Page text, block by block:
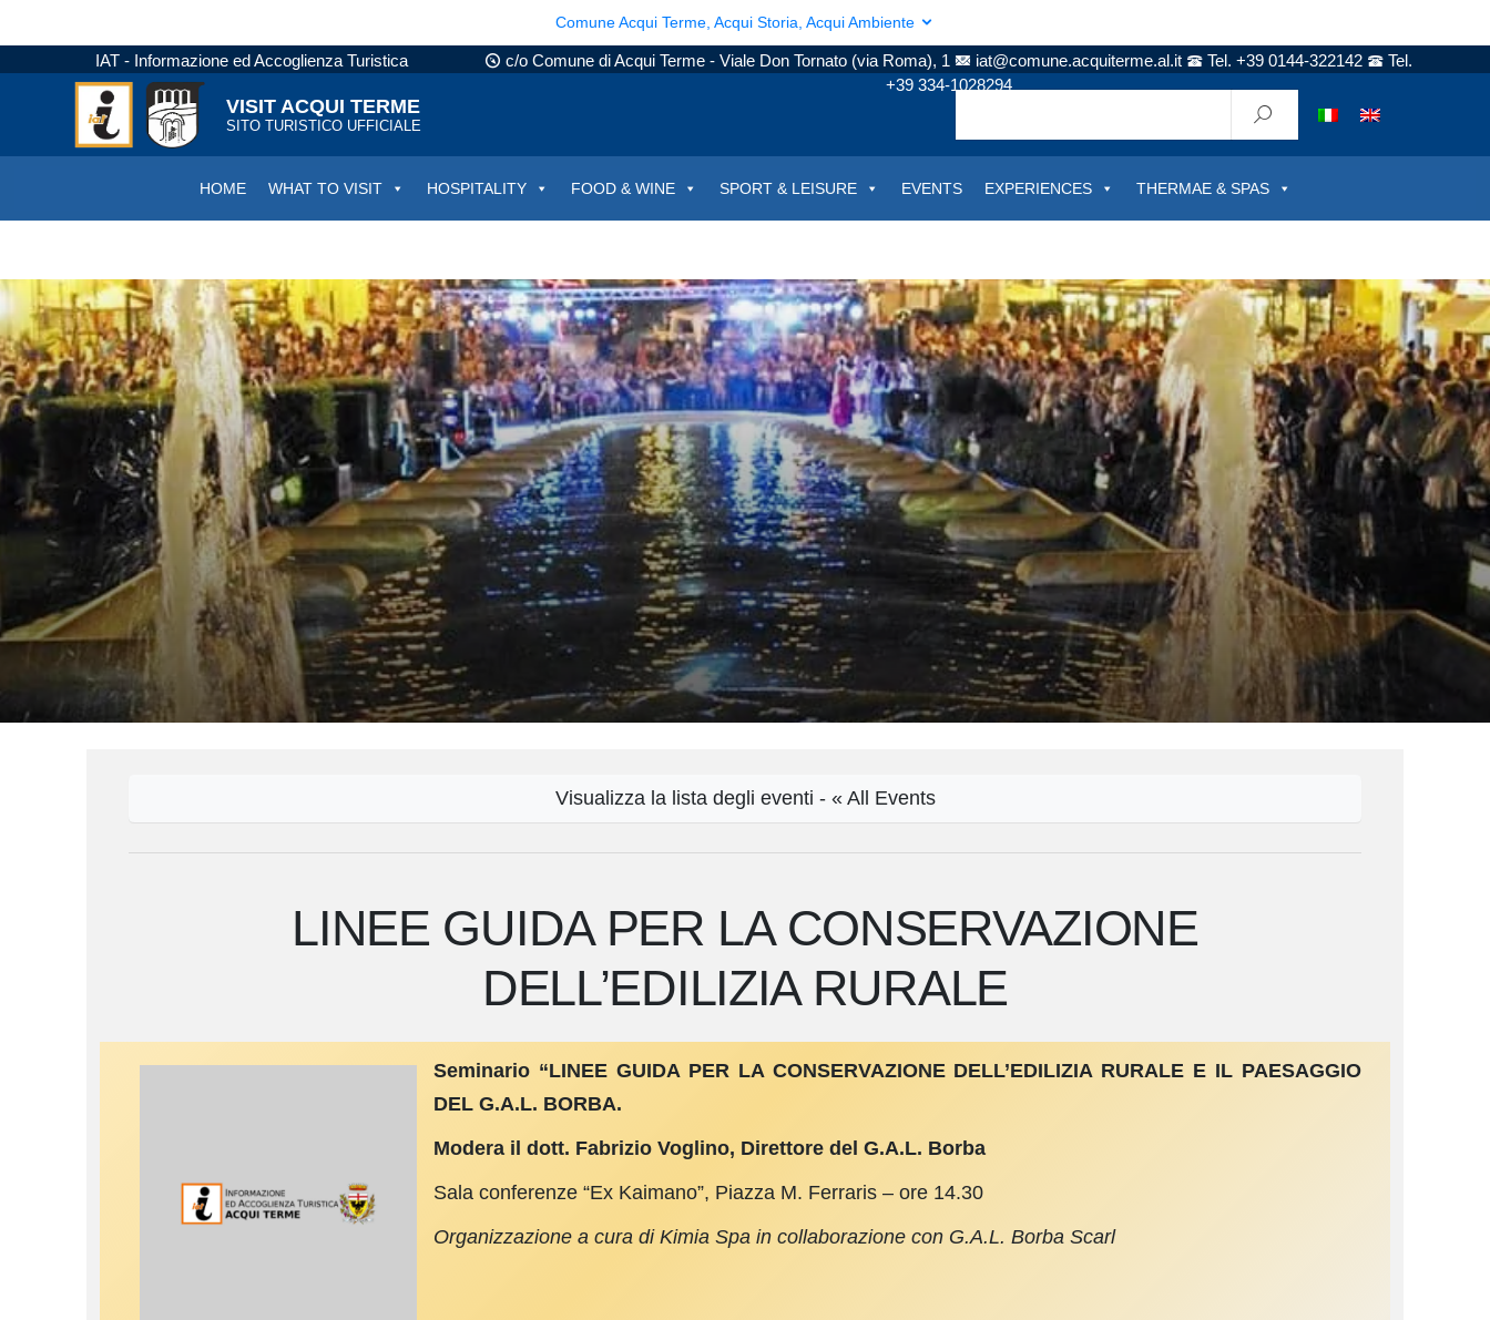
Comune Acqui Terme, Acqui Storia, Acqui Ambiente
IAT - Informazione ed Accoglienza Turistica c/o Comune di Acqui Terme - Viale Don Tornato (via Roma), 1 iat@comune.acquiterme.al.it Tel. +39 0144-322142
Tel.
+39 334-1028294
VISIT ACQUI TERME
SITO TURISTICO UFFICIALE
HOME WHAT TO VISIT HOSPITALITY FOOD & WINE SPORT & LEISURE EVENTS EXPERIENCES THERMAE & SPAS
Visualizza la lista degli eventi - « All Events
LINEE GUIDA PER LA CONSERVAZIONE
DELL’EDILIZIA RURALE
Seminario “LINEE GUIDA PER LA CONSERVAZIONE DELL’EDILIZIA RURALE E IL PAESAGGIO
DEL G.A.L. BORBA.
Modera il dott. Fabrizio Voglino, Direttore del G.A.L. Borba
Sala conferenze “Ex Kaimano”, Piazza M. Ferraris – ore 14.30
Organizzazione a cura di Kimia Spa in collaborazione con G.A.L. Borba Scarl